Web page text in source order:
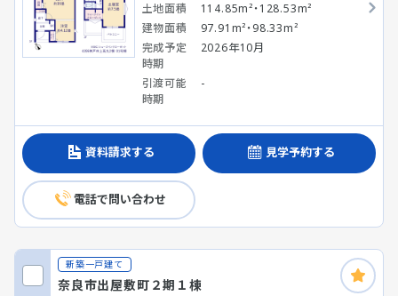
土地面積
114.85m²・128.53m²
建物面積
97.91m²・98.33m²
完成予定
時期
2026年10月
引渡可能
時期
-
資料請求する 見学予約する
電話で問い合わせ
新築一戸建て
奈良市出屋敷町２期１棟